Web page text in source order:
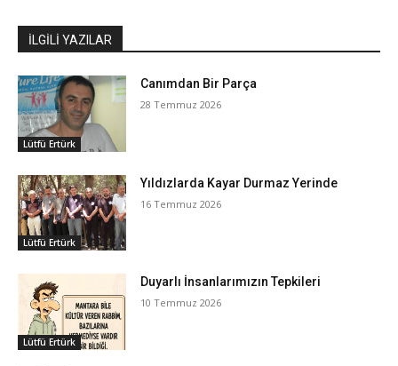
İLGİLİ YAZILAR
Lütfü Ertürk
Canımdan Bir Parça
28 Temmuz 2026
Lütfü Ertürk
Yıldızlarda Kayar Durmaz Yerinde
16 Temmuz 2026
Lütfü Ertürk
Duyarlı İnsanlarımızın Tepkileri
10 Temmuz 2026